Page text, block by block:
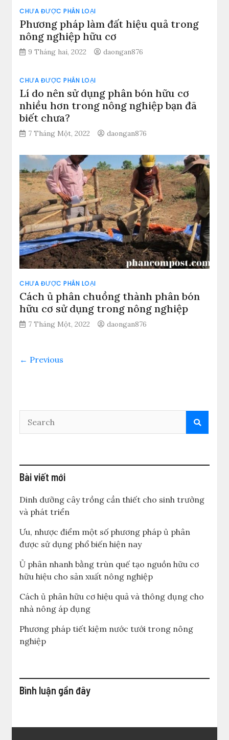
CHƯA ĐƯỢC PHÂN LOẠI
Phương pháp làm đất hiệu quả trong
nông nghiệp hữu cơ
9 Tháng hai, 2022 daongan876
CHƯA ĐƯỢC PHÂN LOẠI
Lí do nên sử dụng phân bón hữu cơ
nhiều hơn trong nông nghiệp bạn đã
biết chưa?
7 Tháng Một, 2022 daongan876
CHƯA ĐƯỢC PHÂN LOẠI
Cách ủ phân chuồng thành phân bón
hữu cơ sử dụng trong nông nghiệp
7 Tháng Một, 2022 daongan876
← Previous
Bài viết mới
Dinh dưỡng cây trồng cần thiết cho sinh trưởng
và phát triển
Ưu, nhược điểm một số phương pháp ủ phân
được sử dụng phổ biến hiện nay
Ủ phân nhanh bằng trùn quế tạo nguồn hữu cơ
hữu hiệu cho sản xuất nông nghiệp
Cách ủ phân hữu cơ hiệu quả và thông dụng cho
nhà nông áp dụng
Phương pháp tiết kiệm nước tưới trong nông
nghiệp
Bình luận gần đây